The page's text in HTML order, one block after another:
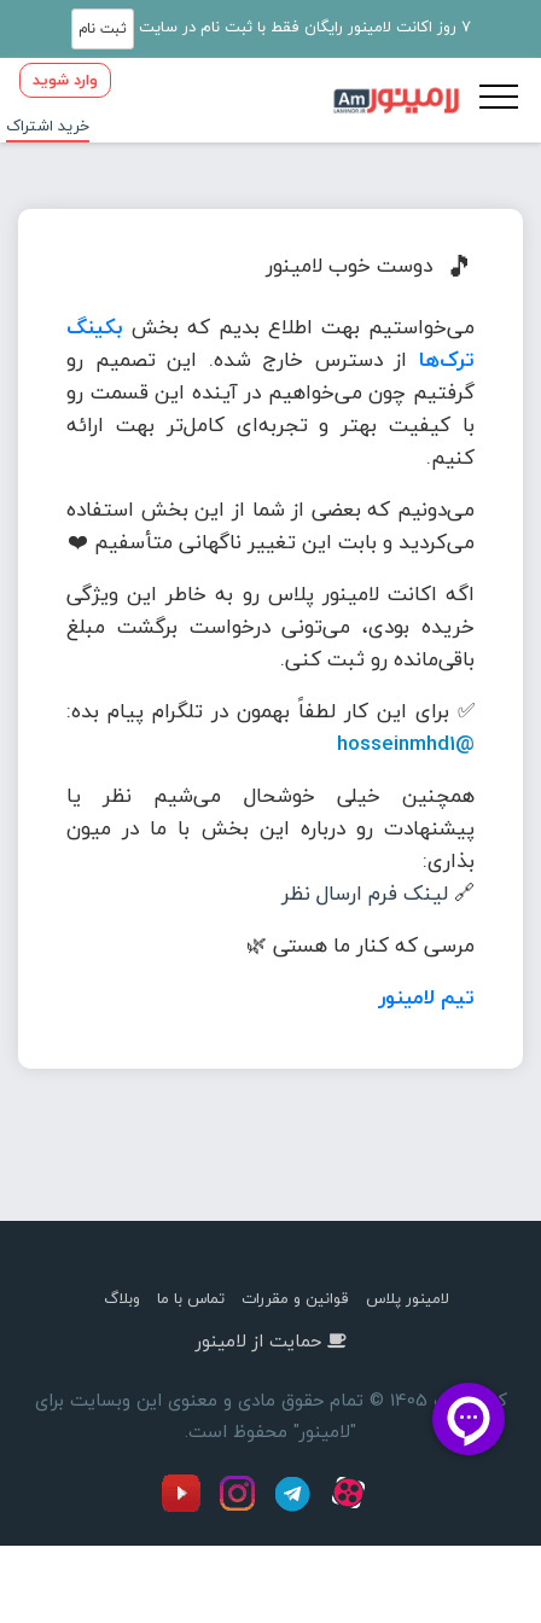
7 روز اکانت لامینور رایگان فقط با ثبت نام در سایت ثبت نام
وارد شوید
خرید اشتراک
🎵 دوست خوب لامینور
می‌خواستیم بهت اطلاع بدیم که بخش بکینگ
ترک‌ها از دسترس خارج شده. این تصمیم رو
گرفتیم چون می‌خواهیم در آینده این قسمت رو
با کیفیت بهتر و تجربه‌ای کامل‌تر بهت ارائه
کنیم.
می‌دونیم که بعضی از شما از این بخش استفاده
می‌کردید و بابت این تغییر ناگهانی متأسفیم ❤️
اگه اکانت لامینور پلاس رو به خاطر این ویژگی
خریده بودی، می‌تونی درخواست برگشت مبلغ
باقی‌مانده رو ثبت کنی.
✅ برای این کار لطفاً بهمون در تلگرام پیام بده:
@hosseinmhd1
همچنین خیلی خوشحال می‌شیم نظر یا
پیشنهادت رو درباره این بخش با ما در میون
بذاری:
🔗 لینک فرم ارسال نظر
مرسی که کنار ما هستی 🌿
تیم لامینور
لامینور پلاس قوانین و مقررات تماس با ما وبلاگ
حمایت از لامینور
کپی رایت 1405 © تمام حقوق مادی و معنوی این وبسایت برای
"لامینور" محفوظ است.